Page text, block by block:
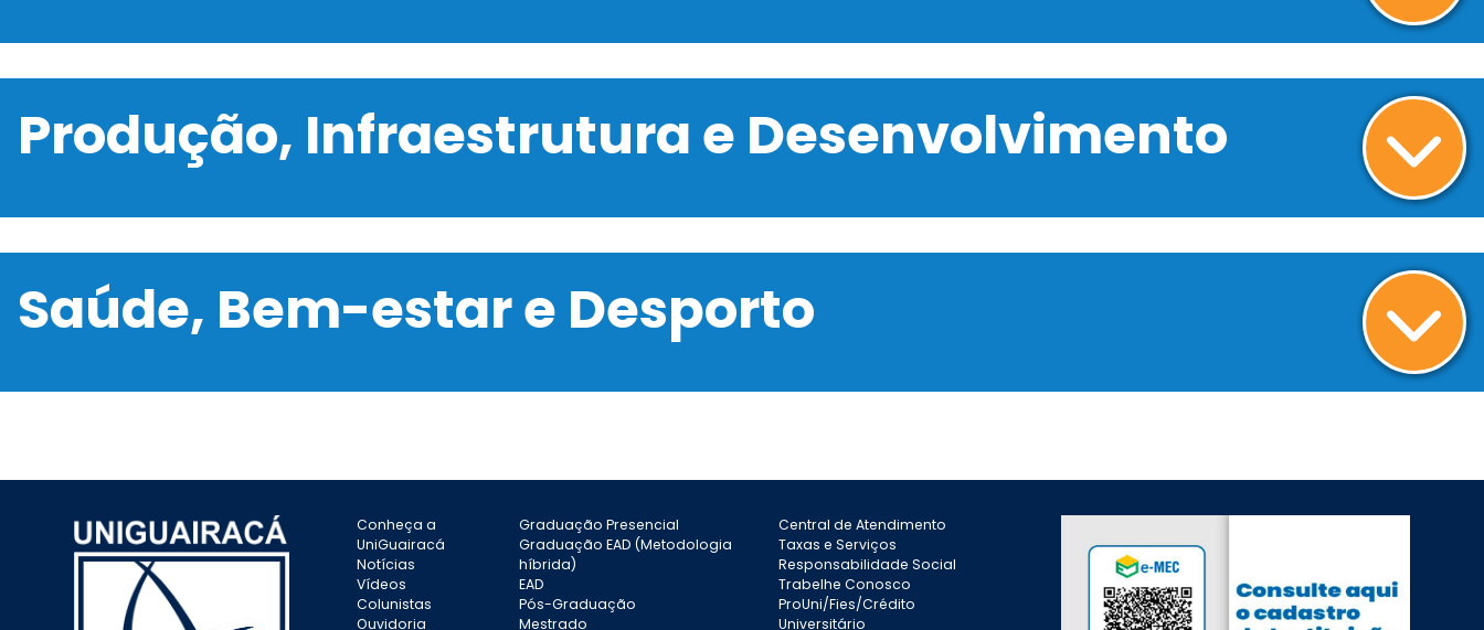
Produção, Infraestrutura e Desenvolvimento
Saúde, Bem-estar e Desporto
Conheça a
UniGuairacá
Notícias
Vídeos
Colunistas
Ouvidoria
Graduação Presencial
Graduação EAD (Metodologia
híbrida)
EAD
Pós-Graduação
Mestrado
Central de Atendimento
Taxas e Serviços
Responsabilidade Social
Trabelhe Conosco
ProUni/Fies/Crédito
Universitário